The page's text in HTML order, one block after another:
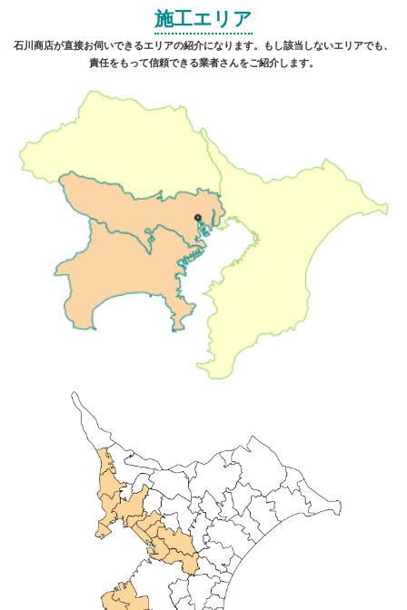
施工エリア
石川商店が直接お伺いできるエリアの紹介になります。もし該当しないエリアでも、
責任をもって信頼できる業者さんをご紹介します。